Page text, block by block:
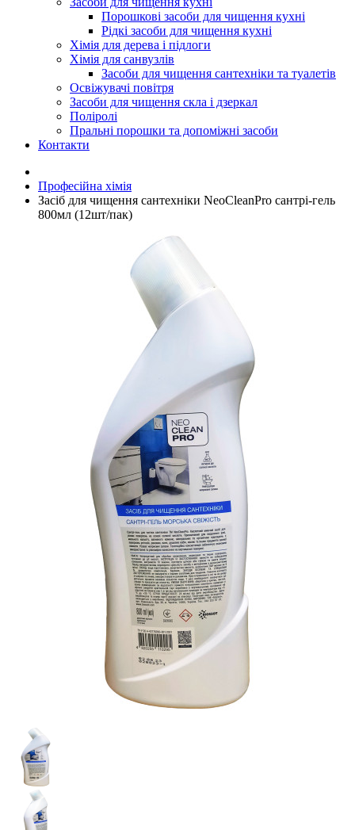
Порошкові засоби для чищення кухні
Рідкі засоби для чищення кухні
Хімія для дерева і підлоги
Хімія для санвузлів
Засоби для чищення сантехніки та туалетів
Освіжувачі повітря
Засоби для чищення скла і дзеркал
Поліролі
Пральні порошки та допоміжні засоби
Контакти
Професійна хімія
Засіб для чищення сантехніки NeoCleanPro сантрі-гель
800мл (12шт/пак)